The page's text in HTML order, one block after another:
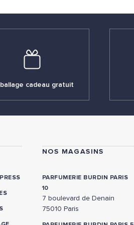
cadeau gratuit
NOS MAGASINS
PARFUMERIE BURDIN PARIS
10
7 boulevard de Denain
75010 Paris